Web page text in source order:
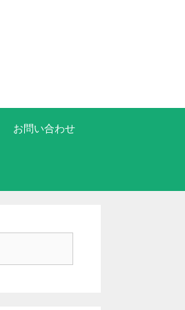
お問い合わせ